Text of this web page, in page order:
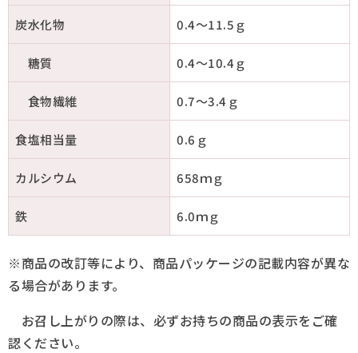
炭水化物 0.4～11.5ｇ
糖質 0.4～10.4ｇ
食物繊維 0.7～3.4ｇ
食塩相当量 0.6ｇ
カルシウム 658ｍｇ
鉄 6.0ｍｇ
※商品の改訂等により、商品パッケージの記載内容が異な
る場合があります。
お召し上がりの際は、必ずお持ちの商品の表示をご確
認ください。